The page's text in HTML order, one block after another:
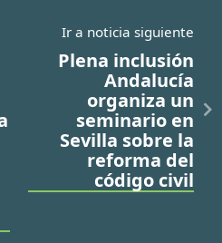
Ir a noticia siguiente
Plena inclusión
Andalucía
organiza un
seminario en
Sevilla sobre la
reforma del
código civil